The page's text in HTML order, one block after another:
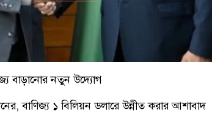
বাড়ানোর নতুন উদ্যোগ
বাণিজ্য ১ বিলিয়ন ডলারে উন্নীত করার আশাবাদ